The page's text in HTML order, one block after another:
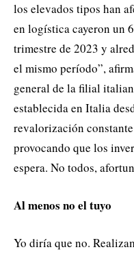
los elevados tipos han
en logística cayeron un
trimestre de 2023 y
el mismo período”,
general de la filial
establecida en Italia
revalorización
provocando que los
espera. No todos,
Al menos no el tuyo
Yo diría que no.